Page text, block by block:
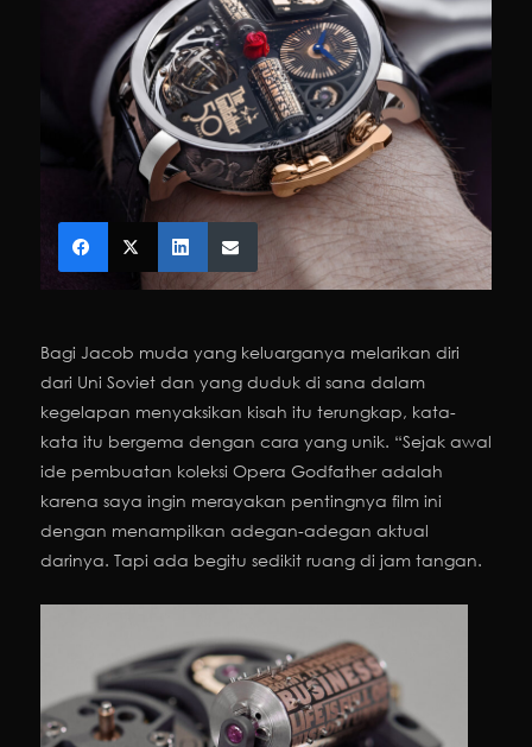
Bagi Jacob muda yang keluarganya melarikan diri
dari Uni Soviet dan yang duduk di sana dalam
kegelapan menyaksikan kisah itu terungkap, kata-
kata itu bergema dengan cara yang unik. “Sejak awal
ide pembuatan koleksi Opera Godfather adalah
karena saya ingin merayakan pentingnya film ini
dengan menampilkan adegan-adegan aktual
darinya. Tapi ada begitu sedikit ruang di jam tangan.